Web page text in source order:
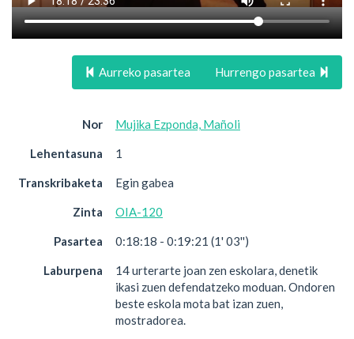
Aurreko pasartea Hurrengo pasartea
Nor Mujika Ezponda, Mañoli
Lehentasuna 1
Transkribaketa Egin gabea
Zinta OIA-120
Pasartea 0:18:18 - 0:19:21 (1' 03'')
Laburpena
14 urterarte joan zen eskolara, denetik
ikasi zuen defendatzeko moduan. Ondoren
beste eskola mota bat izan zuen,
mostradorea.